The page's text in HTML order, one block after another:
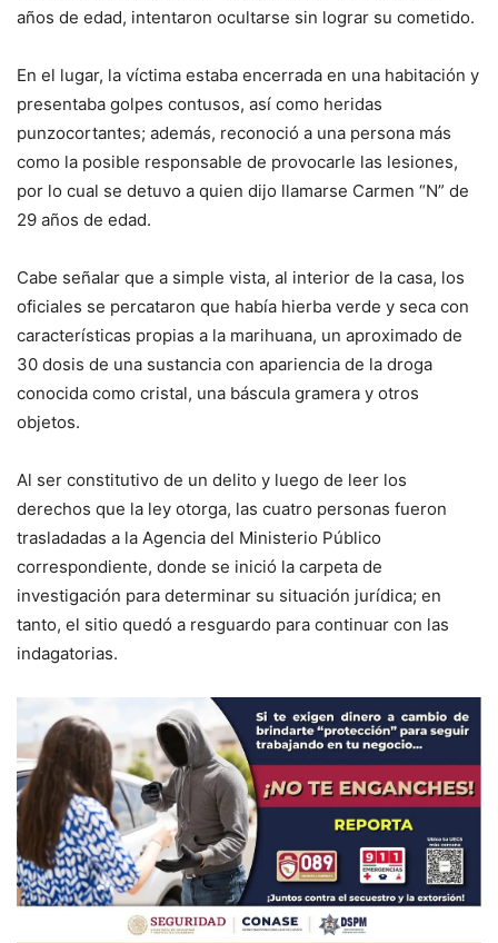
años de edad, intentaron ocultarse sin lograr su cometido.
En el lugar, la víctima estaba encerrada en una habitación y
presentaba golpes contusos, así como heridas
punzocortantes; además, reconoció a una persona más
como la posible responsable de provocarle las lesiones,
por lo cual se detuvo a quien dijo llamarse Carmen “N” de
29 años de edad.
Cabe señalar que a simple vista, al interior de la casa, los
oficiales se percataron que había hierba verde y seca con
características propias a la marihuana, un aproximado de
30 dosis de una sustancia con apariencia de la droga
conocida como cristal, una báscula gramera y otros
objetos.
Al ser constitutivo de un delito y luego de leer los
derechos que la ley otorga, las cuatro personas fueron
trasladadas a la Agencia del Ministerio Público
correspondiente, donde se inició la carpeta de
investigación para determinar su situación jurídica; en
tanto, el sitio quedó a resguardo para continuar con las
indagatorias.